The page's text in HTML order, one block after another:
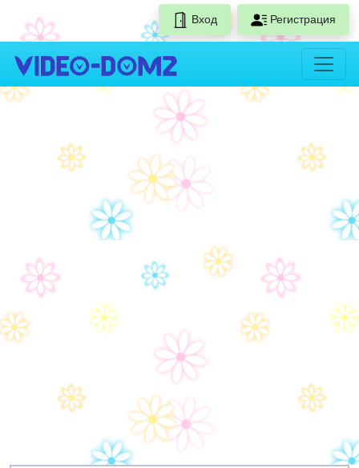
Вход Регистрация